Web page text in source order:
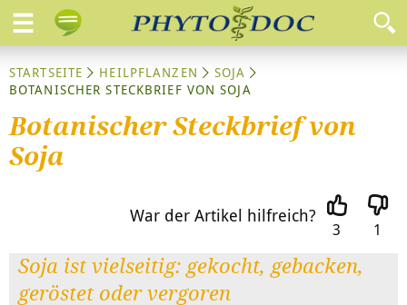
STARTSEITE HEILPFLANZEN
SOJA
BOTANISCHER STECKBRIEF VON SOJA
Botanischer Steckbrief von
Soja
War der Artikel hilfreich?
3 1
Soja ist vielseitig: gekocht, gebacken,
geröstet oder vergoren